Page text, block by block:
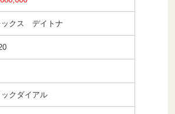
ックス デイトナ
ックダイアル